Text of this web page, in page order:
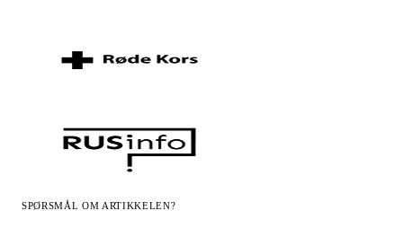
SPØRSMÅL OM ARTIKKELEN?